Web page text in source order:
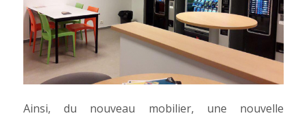
Ainsi, du nouveau mobilier, une nouvelle